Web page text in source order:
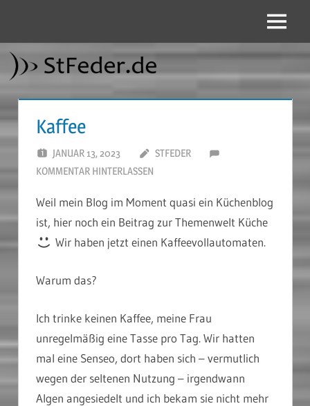
springen
Menü
Kaffee
JANUAR 13, 2023
STFEDER
KOMMENTAR HINTERLASSEN
Weil mein Blog im Moment quasi ein Küchenblog
ist, hier noch ein Beitrag zur Themenwelt Küche
Wir haben jetzt einen Kaffeevollautomaten.
Warum das?
Ich trinke keinen Kaffee, meine Frau
unregelmäßig eine Tasse pro Tag. Wir hatten
mal eine Senseo, dort haben sich – vermutlich
wegen der seltenen Nutzung – irgendwann
Algen angesiedelt und ich bekam sie nicht mehr